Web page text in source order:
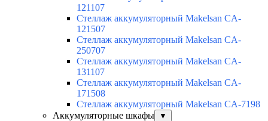
121107
Стеллаж аккумуляторный Makelsan CA-
121507
Стеллаж аккумуляторный Makelsan CA-
250707
Стеллаж аккумуляторный Makelsan CA-
131107
Стеллаж аккумуляторный Makelsan CA-
171508
Стеллаж аккумуляторный Makelsan CA-7198
Аккумуляторные шкафы
▼